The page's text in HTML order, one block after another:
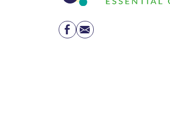
Facebook
Email